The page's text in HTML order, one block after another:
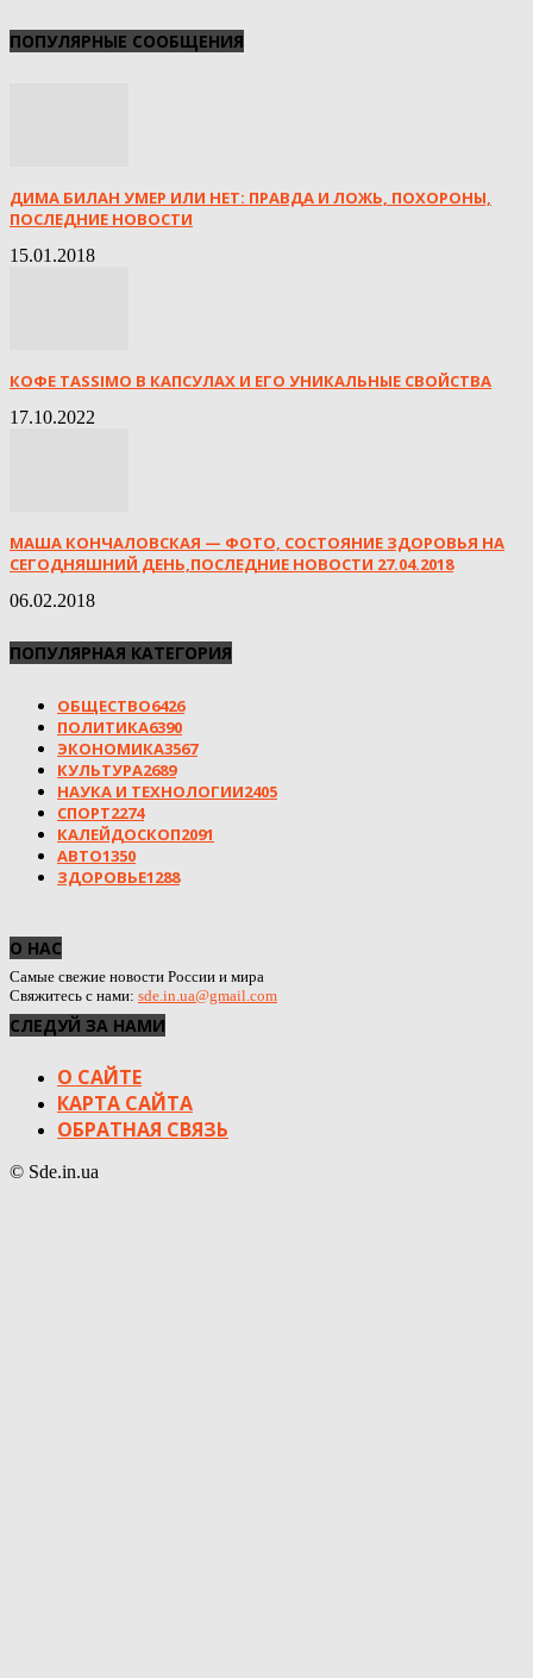
ПОПУЛЯРНЫЕ СООБЩЕНИЯ
ДИМА БИЛАН УМЕР ИЛИ НЕТ: ПРАВДА И ЛОЖЬ, ПОХОРОНЫ,
ПОСЛЕДНИЕ НОВОСТИ
15.01.2018
КОФЕ TASSIMO В КАПСУЛАХ И ЕГО УНИКАЛЬНЫЕ СВОЙСТВА
17.10.2022
МАША КОНЧАЛОВСКАЯ — ФОТО, СОСТОЯНИЕ ЗДОРОВЬЯ НА
СЕГОДНЯШНИЙ ДЕНЬ,ПОСЛЕДНИЕ НОВОСТИ 27.04.2018
06.02.2018
ПОПУЛЯРНАЯ КАТЕГОРИЯ
ОБЩЕСТВО6426
ПОЛИТИКА6390
ЭКОНОМИКА3567
КУЛЬТУРА2689
НАУКА И ТЕХНОЛОГИИ2405
СПОРТ2274
КАЛЕЙДОСКОП2091
АВТО1350
ЗДОРОВЬЕ1288
О НАС
Самые свежие новости России и мира
Свяжитесь с нами: sde.in.ua@gmail.com
СЛЕДУЙ ЗА НАМИ
О САЙТЕ
КАРТА САЙТА
ОБРАТНАЯ СВЯЗЬ
© Sde.in.ua